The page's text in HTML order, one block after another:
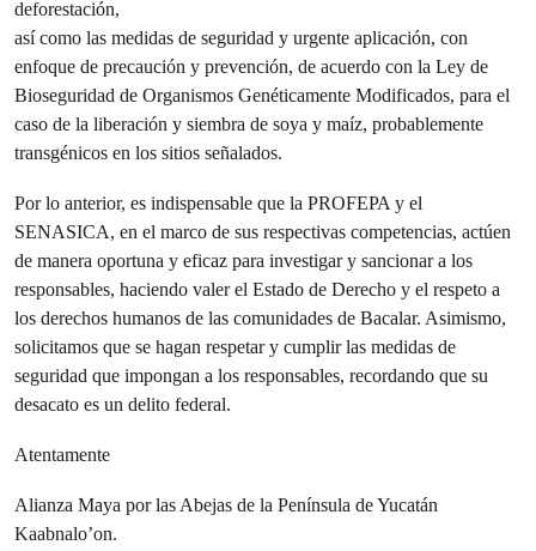
deforestación,
así como las medidas de seguridad y urgente aplicación, con
enfoque de precaución y prevención, de acuerdo con la Ley de
Bioseguridad de Organismos Genéticamente Modificados, para el
caso de la liberación y siembra de soya y maíz, probablemente
transgénicos en los sitios señalados.
Por lo anterior, es indispensable que la PROFEPA y el
SENASICA, en el marco de sus respectivas competencias, actúen
de manera oportuna y eficaz para investigar y sancionar a los
responsables, haciendo valer el Estado de Derecho y el respeto a
los derechos humanos de las comunidades de Bacalar. Asimismo,
solicitamos que se hagan respetar y cumplir las medidas de
seguridad que impongan a los responsables, recordando que su
desacato es un delito federal.
Atentamente
Alianza Maya por las Abejas de la Península de Yucatán
Kaabnalo’on.